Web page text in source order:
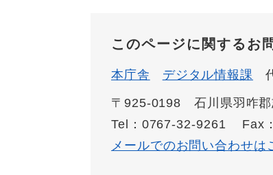
このページに関するお
本庁舎 デジタル情報課
〒925-0198 石川県羽咋
Tel：0767-32-9261
Fax
メールでのお問い合わせは